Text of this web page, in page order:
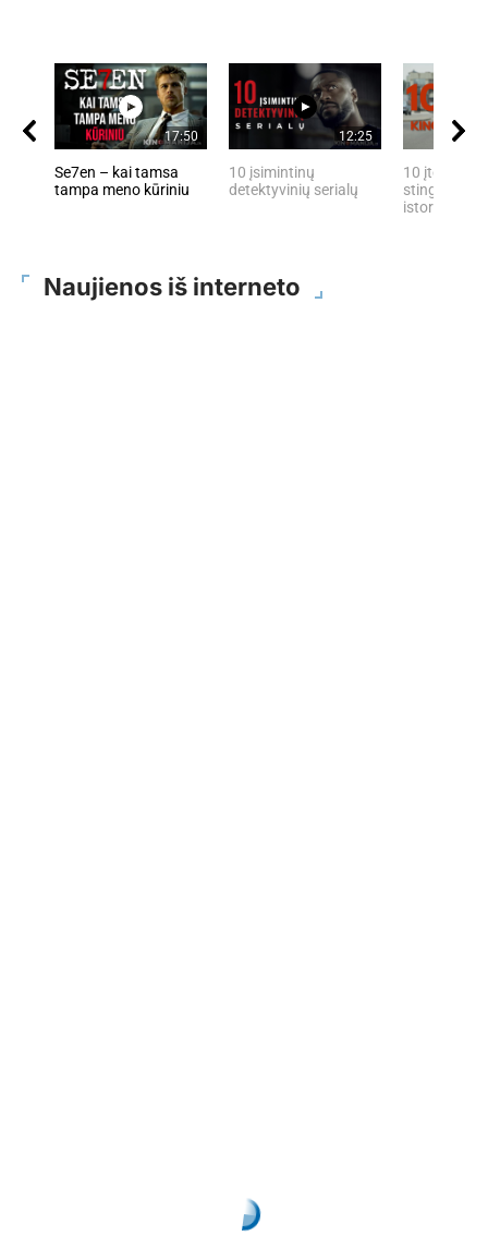
17:50
Se7en – kai tamsa
tampa meno kūriniu
12:25
10 įsimintinų
detektyvinių serialų
10 įtemptų,
stingdančių
istorijų
Naujienos iš interneto